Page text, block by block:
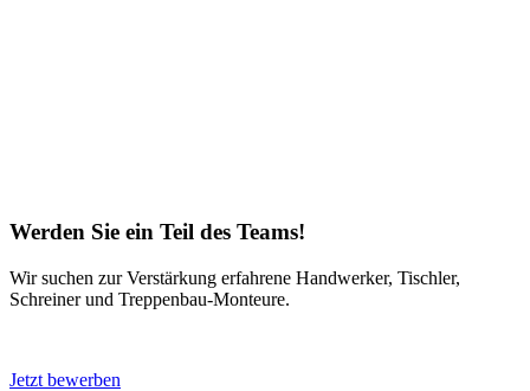
Werden Sie ein Teil des Teams!
Wir suchen zur Verstärkung erfahrene Handwerker, Tischler,
Schreiner und Treppenbau-Monteure.
Jetzt bewerben